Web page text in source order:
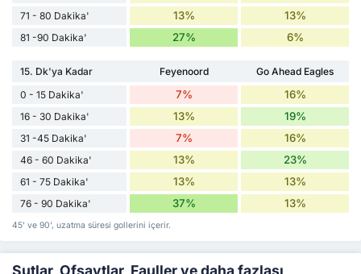
71 - 80 Dakika' 13% 13%
81 -90 Dakika' 27% 6%
15. Dk'ya Kadar Feyenoord
Go Ahead Eagles
0 - 15 Dakika'
7% 16%
16 - 30 Dakika' 13% 19%
31 -45 Dakika' 7% 16%
46 - 60 Dakika' 13% 23%
61 - 75 Dakika' 13% 13%
76 - 90 Dakika' 37% 13%
45' ve 90', uzatma süresi gollerini içerir.
Şutlar, Ofsaytlar, Fauller ve daha fazlası